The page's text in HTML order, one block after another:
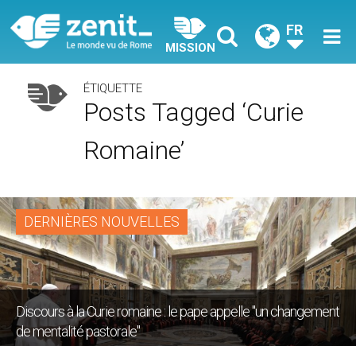
MISSION
FR
ÉTIQUETTE
Posts Tagged ‘curie
Romaine’
DERNIÈRES NOUVELLES
Discours à la Curie romaine : le pape appelle "un changement
de mentalité pastorale"